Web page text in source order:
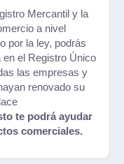
Mercantil y la
a nivel
por la ley, podrás
el Registro Único
las empresas y
renovado su
te podrá ayudar
comerciales.